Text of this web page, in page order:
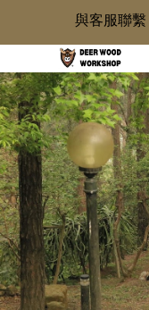
家具
木雜貨
生活器具
古物道具
與客服聯繫